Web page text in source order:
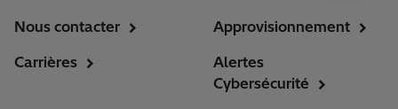
Nous contacter
Carrières
Approvisionnement
Alertes
Cybersécurité